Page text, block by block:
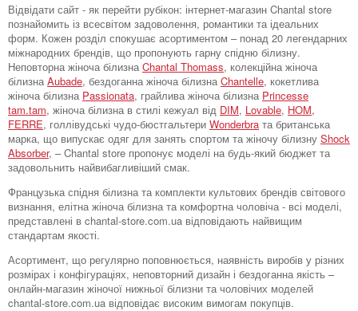
Відвідати сайт - як перейти рубікон: інтернет-магазин Chantal store
познайомить із всесвітом задоволення, романтики та ідеальних
форм. Кожен розділ спокушає асортиментом – понад 20 легендарних
міжнародних брендів, що пропонують гарну спідню білизну.
Неповторна жіноча білизна Chantal Thomass, колекційна жіноча
білизна Aubade, бездоганна жіноча білизна Chantelle, кокетлива
жіноча білизна Passionata, грайлива жіноча білизна Princesse
tam.tam, жіноча білизна в стилі кежуал від DIM, Lovable, HOM,
FERRE, голлівудські чудо-бюстгальтери Wonderbra та британська
марка, що випускає одяг для занять спортом та жіночу білизну Shock
Absorber, – Chantal store пропонує моделі на будь-який бюджет та
задовольнить найвибагливіший смак.
Французька спідня білизна та комплекти культових брендів світового
визнання, елітна жіноча білизна та комфортна чоловіча - всі моделі,
представлені в chantal-store.com.ua відповідають найвищим
стандартам якості.
Асортимент, що регулярно поповнюється, наявність виробів у різних
розмірах і конфігураціях, неповторний дизайн і бездоганна якість –
онлайн-магазин жіночої нижньої білизни та чоловічих моделей
chantal-store.com.ua відповідає високим вимогам покупців.